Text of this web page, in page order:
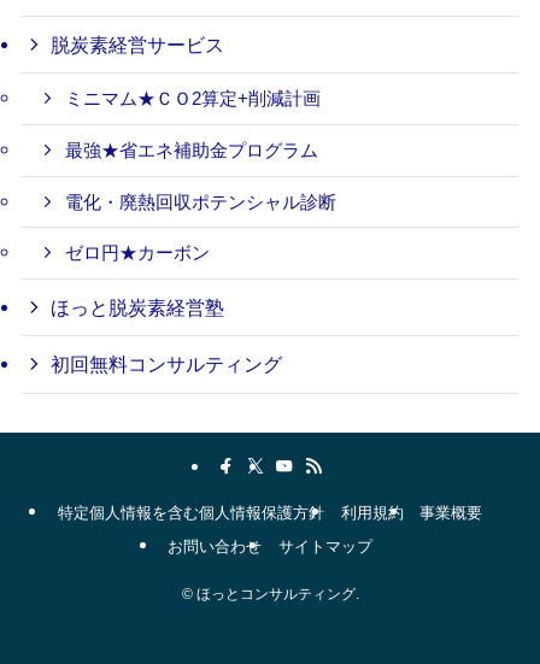
脱炭素経営サービス
ミニマム★ＣＯ2算定+削減計画
最強★省エネ補助金プログラム
電化・廃熱回収ポテンシャル診断
ゼロ円★カーボン
ほっと脱炭素経営塾
初回無料コンサルティング
特定個人情報を含む個人情報保護方針 利用規約
事業概要
お問い合わせ
サイトマップ
©ほっとコンサルティング.